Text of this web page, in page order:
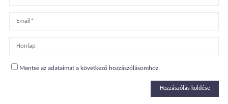
Mentse az adataimat a következő hozzászólásomhoz.